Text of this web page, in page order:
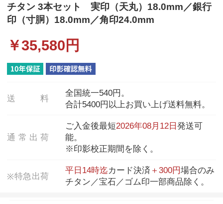
チタン 3本セット 実印（天丸）18.0mm／銀行
印（寸胴）18.0mm／角印24.0mm
￥35,580 円
送 料
全国統一540円。
合計5400円以上お買い上げ送料無料。
通 常 出 荷
ご入金後最短2026年08月12日発送可
能。
※印影校正期間を除く。
※特急出荷
平日14時迄カード決済 ＋300円場合のみ
チタン／宝石／ゴム印一部商品除く。